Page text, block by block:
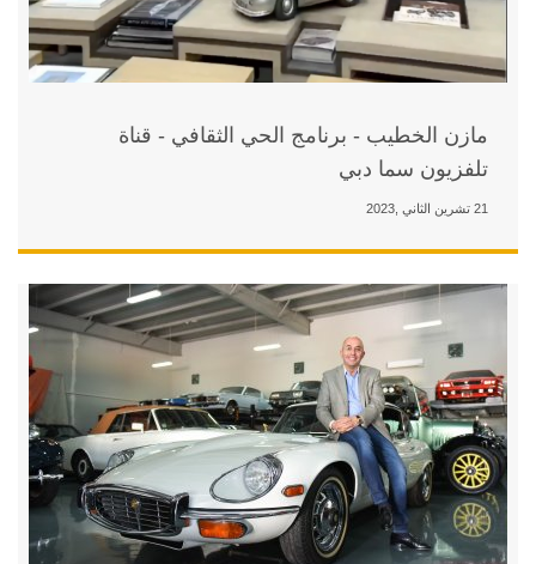
الحي الثقافي - قناة